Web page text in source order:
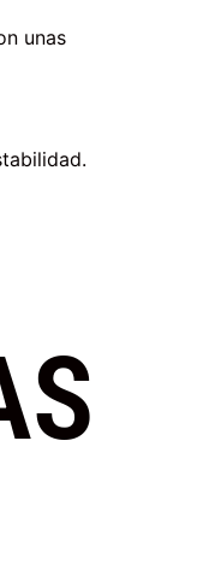
unas